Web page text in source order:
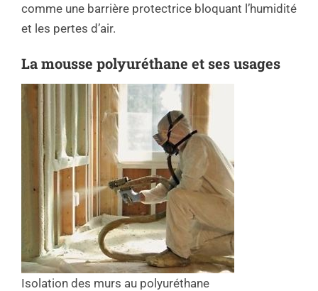
comme une barrière protectrice bloquant l’humidité
et les pertes d’air.
La mousse polyuréthane et ses usages
Isolation des murs au polyuréthane